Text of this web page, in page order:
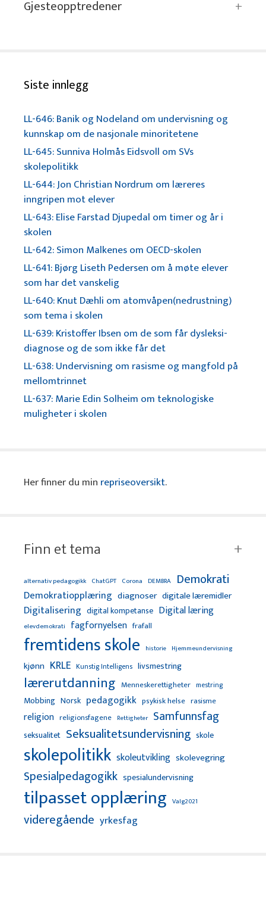
Gjesteopptredener
Siste innlegg
LL-646: Banik og Nodeland om undervisning og
kunnskap om de nasjonale minoritetene
LL-645: Sunniva Holmås Eidsvoll om SVs
skolepolitikk
LL-644: Jon Christian Nordrum om læreres
inngripen mot elever
LL-643: Elise Farstad Djupedal om timer og år i
skolen
LL-642: Simon Malkenes om OECD-skolen
LL-641: Bjørg Liseth Pedersen om å møte elever
som har det vanskelig
LL-640: Knut Dæhli om atomvåpen(nedrustning)
som tema i skolen
LL-639: Kristoffer Ibsen om de som får dysleksi-
diagnose og de som ikke får det
LL-638: Undervisning om rasisme og mangfold på
mellomtrinnet
LL-637: Marie Edin Solheim om teknologiske
muligheter i skolen
Her finner du min repriseoversikt.
Finn et tema
alternativ pedagogikk ChatGPT Corona DEMBRA Demokrati
Demokratiopplæring diagnoser digitale læremidler
Digitalisering digital kompetanse Digital læring
elevdemokrati fagfornyelsen frafall
fremtidens skole historie Hjemmeundervisning
kjønn KRLE Kunstig Intelligens livsmestring
lærerutdanning Menneskerettigheter mestring
Mobbing Norsk pedagogikk psykisk helse rasisme
religion religionsfagene Rettigheter Samfunnsfag
seksualitet Seksualitetsundervisning skole
skolepolitikk skoleutvikling skolevegring
Spesialpedagogikk spesialundervisning
tilpasset opplæring Valg2021
videregående yrkesfag